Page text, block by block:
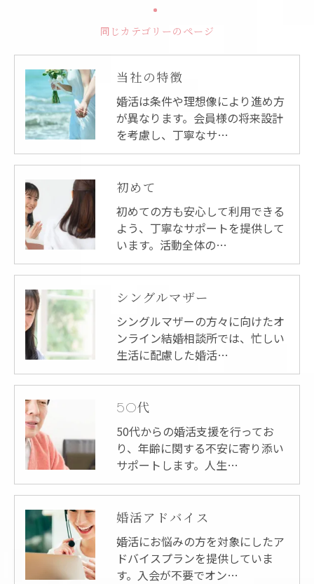
同じカテゴリーのページ
当社の特徴
婚活は条件や理想像により進め方
が異なります。会員様の将来設計
を考慮し、丁寧なサ…
初めて
初めての方も安心して利用できる
よう、丁寧なサポートを提供して
います。活動全体の…
シングルマザー
シングルマザーの方々に向けたオ
ンライン結婚相談所では、忙しい
生活に配慮した婚活…
50代
50代からの婚活支援を行ってお
り、年齢に関する不安に寄り添い
サポートします。人生…
婚活アドバイス
婚活にお悩みの方を対象にしたア
ドバイスプランを提供していま
す。入会が不要でオン…